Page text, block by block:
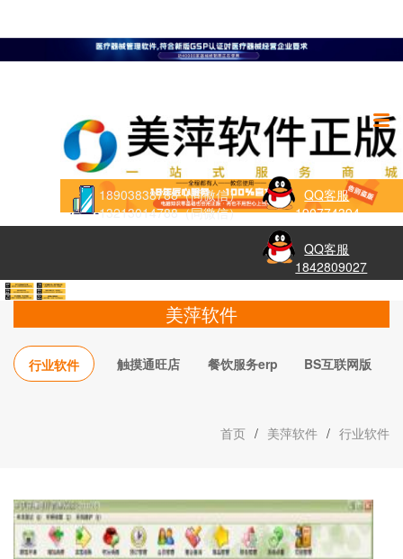
18903838788（同微信）
13213014788（同微信）
QQ客服
190774394
QQ客服
1842809027
美萍软件
行业软件 触摸通旺店 餐饮服务erp BS互联网版
首页 / 美萍软件 / 行业软件